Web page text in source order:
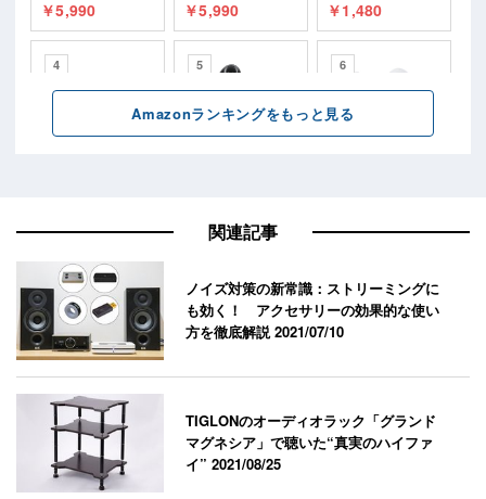
関連記事
ノイズ対策の新常識：ストリーミングに
も効く！ アクセサリーの効果的な使い
方を徹底解説2021/07/10
TIGLONのオーディオラック「グランド
マグネシア」で聴いた“真実のハイファ
イ”2021/08/25